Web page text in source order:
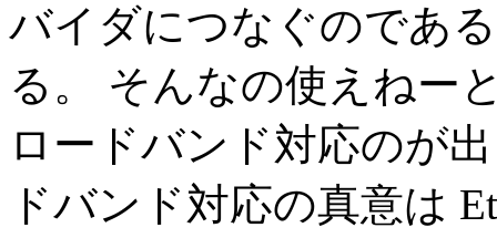
バイダにつなぐのであ
る。 そんなの使えねー
ロードバンド対応のが
ドバンド対応の真意は